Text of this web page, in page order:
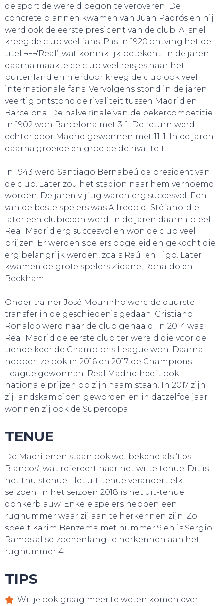
GA UIT!
BELEEF!
de sport de wereld begon te veroveren. De
concrete plannen kwamen van Juan Padrós en hij
werd ook de eerste president van de club. Al snel
kreeg de club veel fans. Pas in 1920 ontving het de
titel ¬¬¬‘Real’, wat koninklijk betekent. In de jaren
daarna maakte de club veel reisjes naar het
buitenland en hierdoor kreeg de club ook veel
internationale fans. Vervolgens stond in de jaren
veertig ontstond de rivaliteit tussen Madrid en
Barcelona. De halve finale van de bekercompetitie
in 1902 won Barcelona met 3-1. De return werd
echter door Madrid gewonnen met 11-1. In de jaren
daarna groeide en groeide de rivaliteit.
In 1943 werd Santiago Bernabeú de president van
de club. Later zou het stadion naar hem vernoemd
worden. De jaren vijftig waren erg succesvol. Een
van de beste spelers was Alfredo di Stéfano, die
later een clubicoon werd. In de jaren daarna bleef
Real Madrid erg succesvol en won de club veel
prijzen. Er werden spelers opgeleid en gekocht die
erg belangrijk werden, zoals Raúl en Figo. Later
kwamen de grote spelers Zidane, Ronaldo en
Beckham.
Onder trainer José Mourinho werd de duurste
transfer in de geschiedenis gedaan. Cristiano
Ronaldo werd naar de club gehaald. In 2014 was
Real Madrid de eerste club ter wereld die voor de
tiende keer de Champions League won. Daarna
hebben ze ook in 2016 en 2017 de Champions
League gewonnen. Real Madrid heeft ook
nationale prijzen op zijn naam staan. In 2017 zijn
zij landskampioen geworden en in datzelfde jaar
wonnen zij ook de Supercopa.
TENUE
De Madrilenen staan ook wel bekend als ‘Los
Blancos’, wat refereert naar het witte tenue. Dit is
het thuistenue. Het uit-tenue verandert elk
seizoen. In het seizoen 2018 is het uit-tenue
donkerblauw. Enkele spelers hebben een
rugnummer waar zij aan te herkennen zijn. Zo
speelt Karim Benzema met nummer 9 en is Sergio
Ramos al seizoenenlang te herkennen aan het
rugnummer 4.
TIPS
Wil je ook graag meer te weten komen over